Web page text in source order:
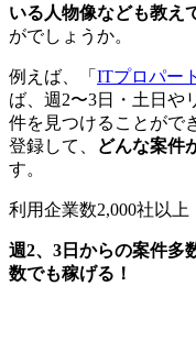
いる人物像なども教え
がでしょうか。
例えば、「 ITプロパー
ば、週2〜3日・土日や
件を見つけることがで
登録して、
どんな案件
す。
利用企業数2,000社以上
週2、3日からの案件多
数でも稼げる！